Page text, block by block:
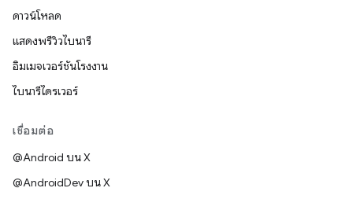
ดาวน์โหลด
แสดงพรีวิวไบนารี
อิมเมจเวอร์ชันโรงงาน
ไบนารีไดรเวอร์
เชื่อมต่อ
@Android บน X
@AndroidDev บน X